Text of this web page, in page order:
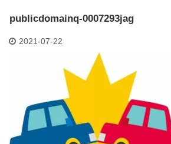
publicdomainq-0007293jag
2021-07-22